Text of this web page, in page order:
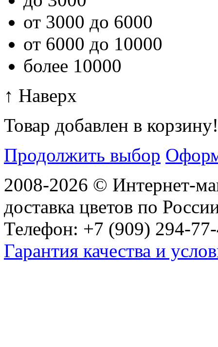
от 3000 до 6000
от 6000 до 10000
более 10000
↑ Наверх
Товар добавлен в корзину!
Продолжить выбор
2008-2026 © Интернет-
доставка цветов по
Телефон: +7 (909) 294-
Гарантия качества и